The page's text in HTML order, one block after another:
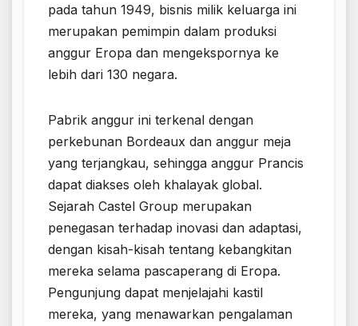
pada tahun 1949, bisnis milik keluarga ini
merupakan pemimpin dalam produksi
anggur Eropa dan mengekspornya ke
lebih dari 130 negara.
Pabrik anggur ini terkenal dengan
perkebunan Bordeaux dan anggur meja
yang terjangkau, sehingga anggur Prancis
dapat diakses oleh khalayak global.
Sejarah Castel Group merupakan
penegasan terhadap inovasi dan adaptasi,
dengan kisah-kisah tentang kebangkitan
mereka selama pascaperang di Eropa.
Pengunjung dapat menjelajahi kastil
mereka, yang menawarkan pengalaman